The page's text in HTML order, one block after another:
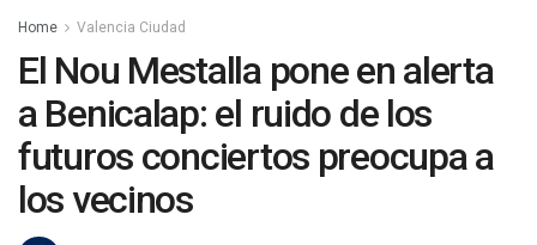
Home Valencia Ciudad
El Nou Mestalla pone en alerta
a Benicalap: el ruido de los
futuros conciertos preocupa a
los vecinos